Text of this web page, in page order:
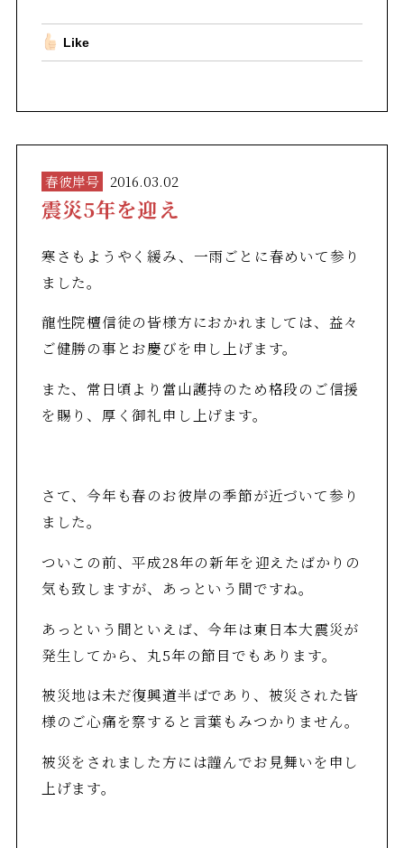
Like
春彼岸号 2016.03.02
震災5年を迎え
寒さもようやく緩み、一雨ごとに春めいて参り
ました。
龍性院檀信徒の皆様方におかれましては、益々
ご健勝の事とお慶びを申し上げます。
また、常日頃より當山護持のため格段のご信援
を賜り、厚く御礼申し上げます。
さて、今年も春のお彼岸の季節が近づいて参り
ました。
ついこの前、平成28年の新年を迎えたばかりの
気も致しますが、あっという間ですね。
あっという間といえば、今年は東日本大震災が
発生してから、丸5年の節目でもあります。
被災地は未だ復興道半ばであり、被災された皆
様のご心痛を察すると言葉もみつかりません。
被災をされました方には謹んでお見舞いを申し
上げます。